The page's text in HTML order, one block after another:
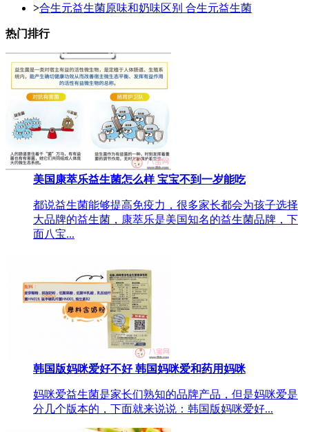
>合生元益生菌原味和奶味区别 合生元益生菌
热门排行
美国康萃乐益生菌怎么样 宝宝不到一岁能吃
都说益生菌能够提高免疫力，很多家长都会为孩子选择
大品牌的益生菌，康萃乐是美国知名的益生菌品牌，下
面八宝...
韩国版妈咪爱好不好 韩国妈咪爱和药用妈咪
妈咪爱益生菌是家长们熟知的品牌产品，但是妈咪爱是
分几个版本的，下面就来说说：韩国版妈咪爱好...